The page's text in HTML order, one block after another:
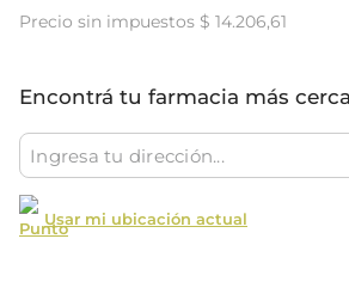
Precio sin impuestos $ 14.206,61
Encontrá tu farmacia más
Usar mi ubicación actual